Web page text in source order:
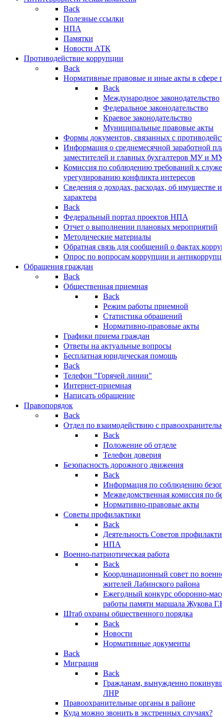
Back
Полезные ссылки
НПА
Памятки
Новости АТК
Противодействие коррупции
Back
Нормативные правовые и иные акты в сфере
Back
Международное законодательство
Федеральное законодательство
Краевое законодательство
Муниципальные правовые акты
Формы документов, связанных с
Информация о среднемесячной заработной
заместителей и главных бухгалтеров МУ и
Комиссия по соблюдению требований к
урегулированию конфликта интересов
Сведения о доходах, расходах, об имуществе
характера
Back
Федеральный портал проектов НПА
Отчет о выполнении плановых мероприятий
Методические материалы
Обратная связь для сообщений о фактах
Опрос по вопросам коррупции и
Обращения граждан
Back
Общественная приемная
Back
Режим работы приемной
Статистика обращений
Нормативно-правовые акты
Графики приема граждан
Ответы на актуальные вопросы
Бесплатная юридическая помощь
Back
Телефон "Горячей линии"
Интернет-приемная
Написать обращение
Правопорядок
Back
Отдел по взаимодействию с
Back
Положение об отделе
Телефон доверия
Безопасность дорожного движения
Back
Информация по соблюдению
Межведомственная комиссия по
Нормативно-правовые акты
Советы профилактики
Back
Деятельность Советов
НПА
Военно-патриотическая работа
Back
Координационный совет по
жителей Лабинского района
Ежегодный конкурс оборонно-
работы памяти маршала Жукова
Штаб охраны общественного порядка
Back
Новости
Нормативные документы
Back
Миграция
Back
Гражданам, вынужденно
ЛНР
Правоохранительные органы в районе
Куда можно звонить в экстренных случаях?